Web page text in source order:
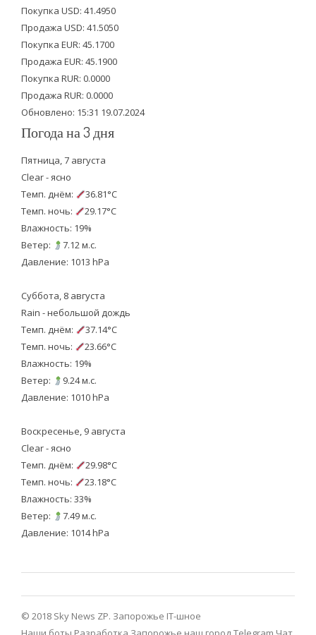
t
e
r
b
o
o
k
u
b
e
Покупка USD: 41.4950
Продажа USD: 41.5050
Покупка EUR: 45.1700
Продажа EUR: 45.1900
Покупка RUR: 0.0000
Продажа RUR: 0.0000
Обновлено: 15:31 19.07.2024
Погода на 3 дня
Пятница, 7 августа
Clear - ясно
Темп. днём:
36.81°C
Темп. ночь:
29.17°C
Влажность: 19%
Ветер:
7.12 м.с.
Давление: 1013 hPa
Суббота, 8 августа
Rain - небольшой дождь
Темп. днём:
37.14°C
Темп. ночь:
23.66°C
Влажность: 19%
Ветер:
9.24 м.с.
Давление: 1010 hPa
Воскресенье, 9 августа
Clear - ясно
Темп. днём:
29.98°C
Темп. ночь:
23.18°C
Влажность: 33%
Ветер:
7.49 м.с.
Давление: 1014 hPa
© 2018 Sky News ZP. Запорожье IT-шное